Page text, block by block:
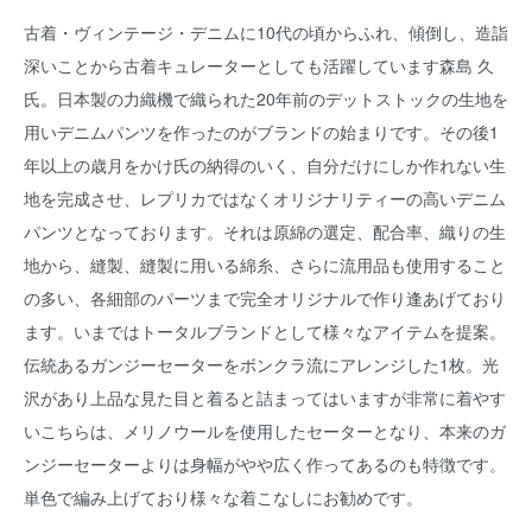
古着・ヴィンテージ・デニムに10代の頃からふれ、傾倒し、造詣
深いことから古着キュレーターとしても活躍しています森島 久
氏。日本製の力織機で織られた20年前のデットストックの生地を
用いデニムパンツを作ったのがブランドの始まりです。その後1
年以上の歳月をかけ氏の納得のいく、自分だけにしか作れない生
地を完成させ、レプリカではなくオリジナリティーの高いデニム
パンツとなっております。それは原綿の選定、配合率、織りの生
地から、縫製、縫製に用いる綿糸、さらに流用品も使用すること
の多い、各細部のパーツまで完全オリジナルで作り逢あげており
ます。いまではトータルブランドとして様々なアイテムを提案。
伝統あるガンジーセーターをボンクラ流にアレンジした1枚。光
沢があり上品な見た目と着ると詰まってはいますが非常に着やす
いこちらは、メリノウールを使用したセーターとなり、本来のガ
ンジーセーターよりは身幅がやや広く作ってあるのも特徴です。
単色で編み上げており様々な着こなしにお勧めです。